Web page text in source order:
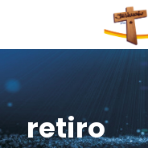
retiro